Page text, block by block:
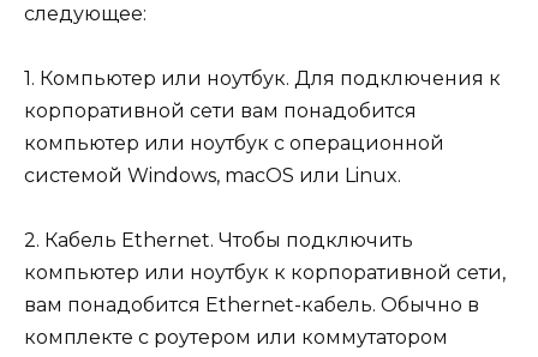
следующее:
1. Компьютер или ноутбук. Для подключения к
корпоративной сети вам понадобится
компьютер или ноутбук с операционной
системой Windows, macOS или Linux.
2. Кабель Ethernet. Чтобы подключить
компьютер или ноутбук к корпоративной сети,
вам понадобится Ethernet-кабель. Обычно в
комплекте с роутером или коммутатором